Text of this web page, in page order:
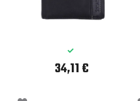
34,11 €